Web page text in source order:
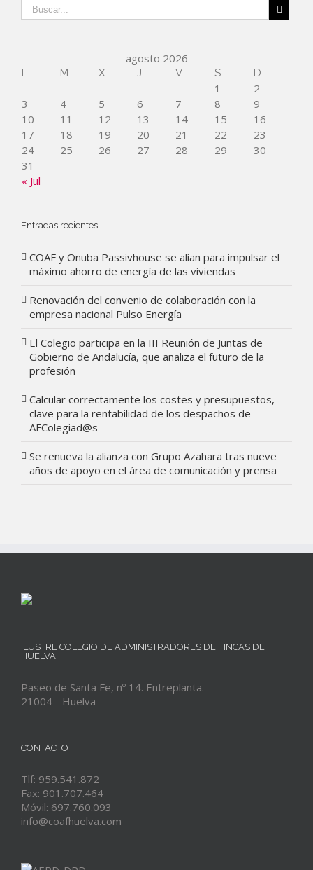
agosto 2026
L M X J V S D
« Jul
1
2
3
4 5 6 7 8
9
10
11 12 13 14 15
16
17
18 19 20 21 22
23
24
25 26 27 28 29
30
31
Entradas recientes
COAF y Onuba Passivhouse se alían para impulsar el
máximo ahorro de energía de las viviendas
Renovación del convenio de colaboración con la
empresa nacional Pulso Energía
El Colegio participa en la III Reunión de Juntas de
Gobierno de Andalucía, que analiza el futuro de la
profesión
Calcular correctamente los costes y presupuestos,
clave para la rentabilidad de los despachos de
AFColegiad@s
Se renueva la alianza con Grupo Azahara tras nueve
años de apoyo en el área de comunicación y prensa
ILUSTRE COLEGIO DE ADMINISTRADORES DE FINCAS DE
HUELVA
Paseo de Santa Fe, nº 14. Entreplanta.
21004 - Huelva
CONTACTO
Tlf: 959.541.872
Fax: 901.707.464
Móvil: 697.760.093
info@coafhuelva.com